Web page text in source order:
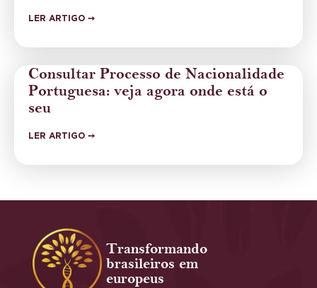
LER ARTIGO ➙
Consultar Processo de Nacionalidade
Portuguesa: veja agora onde está o
seu
LER ARTIGO ➙
Transformando
brasileiros em
europeus